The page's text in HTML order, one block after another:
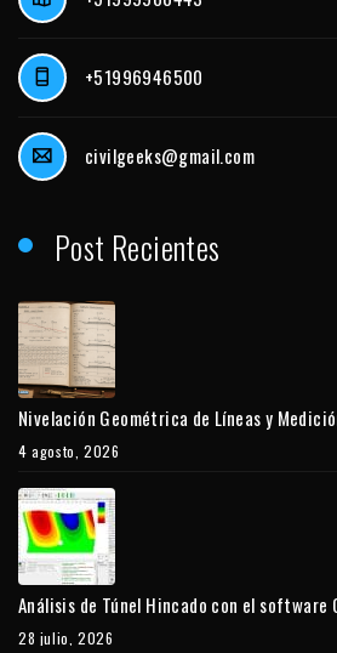
+51996946500
civilgeeks@gmail.com
Post Recientes
Nivelación Geométrica de Líneas y
4 agosto, 2026
Análisis de Túnel Hincado con el software
28 julio, 2026